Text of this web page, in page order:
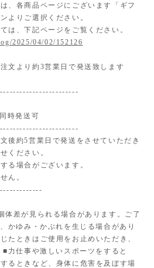
、各商品ページにございます「ギフ
よりご選択ください。
は、下記ページをご覧ください。
2025/04/02/152126
文より約3営業日で発送致します
時発送可
後約5営業日で発送をさせていただき
ください。
る場合がございます。
ん。
体差が見られる場合があります。ご了
かゆみ・かぶれを生じる場合があり
たときはご使用をお止めいただき、
力仕事や激しいスポーツをすると
るときなど、身体に危害を及ぼす場